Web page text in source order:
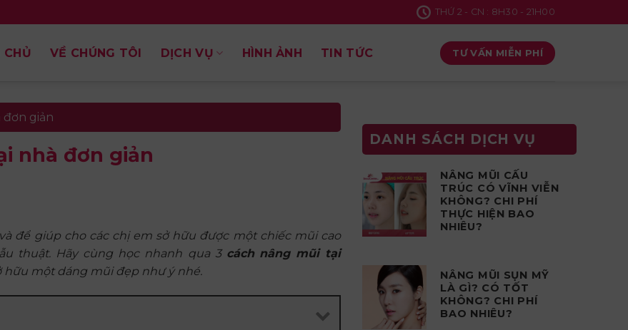
THỨ 2 - CN : 8H30 - 21H00
CHỦ VỀ CHÚNG TÔI DỊCH VỤ HÌNH ẢNH TIN TỨC TƯ VẤN MIỄN PHÍ
đơn giản
nhà đơn giản
để giúp cho các chị em sở hữu được một chiếc mũi cao
thuật. Hãy cùng học nhanh qua 3 cách nâng mũi tại
hữu một dáng mũi đẹp như ý nhé.
DANH SÁCH DỊCH VỤ
NÂNG MŨI CẤU
TRÚC CÓ VĨNH VIỄN
KHÔNG? CHI PHÍ
THỰC HIỆN BAO
NHIÊU?
NÂNG MŨI SỤN MỸ
LÀ GÌ? CÓ TỐT
KHÔNG? CHI PHÍ
BAO NHIÊU?